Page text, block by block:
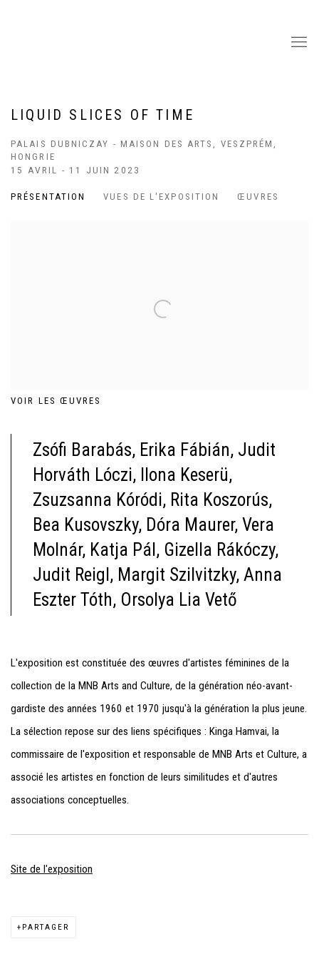
LIQUID SLICES OF TIME
PALAIS DUBNICZAY - MAISON DES ARTS, VESZPRÉM,
HONGRIE
15 AVRIL - 11 JUIN 2023
PRÉSENTATION VUES DE L'EXPOSITION ŒUVRES
VOIR LES ŒUVRES
Zsófi Barabás, Erika Fábián, Judit
Horváth Lóczi, Ilona Keserü,
Zsuzsanna Kóródi, Rita Koszorús,
Bea Kusovszky, Dóra Maurer, Vera
Molnár, Katja Pál, Gizella Rákóczy,
Judit Reigl, Margit Szilvitzky, Anna
Eszter Tóth, Orsolya Lia Vető
L'exposition est constituée des œuvres d'artistes féminines de la
collection de la MNB Arts and Culture, de la génération néo-avant-
gardiste des années 1960 et 1970 jusqu'à la génération la plus jeune.
La sélection repose sur des liens spécifiques : Kinga Hamvai, la
commissaire de l'exposition et responsable de MNB Arts et Culture, a
associé les artistes en fonction de leurs similitudes et d'autres
associations conceptuelles.
Site de l'exposition
PARTAGER